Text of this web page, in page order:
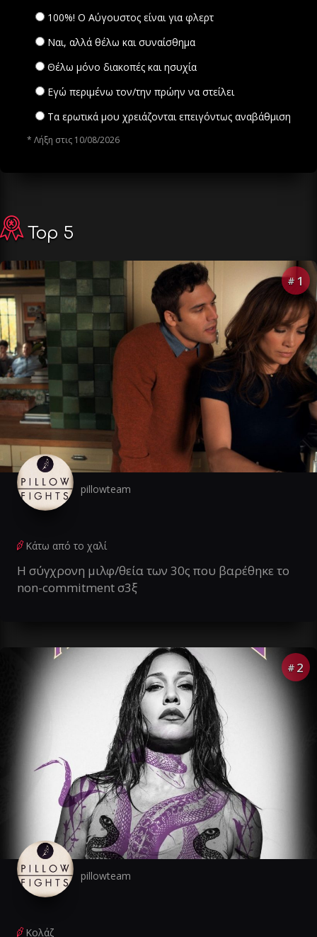
100%! Ο Αύγουστος είναι για φλερτ
Ναι, αλλά θέλω και συναίσθημα
Θέλω μόνο διακοπές και ησυχία
Εγώ περιμένω τον/την πρώην να στείλει
Τα ερωτικά μου χρειάζονται επειγόντως αναβάθμιση
* Λήξη στις 10/08/2026
Top 5
# 1
pillowteam
Κάτω από το χαλί
Η σύγχρονη μιλφ/θεία των 30ς που βαρέθηκε το
non-commitment σ3ξ
# 2
pillowteam
Κολάζ